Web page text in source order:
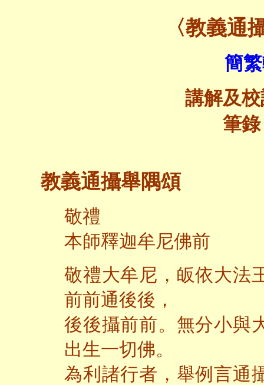
〈教義通
簡
講解及
筆
教義通攝舉隅頌
敬禮
本師釋迦牟尼佛前
敬禮大牟尼，皈依大法
前前通後後，
後後攝前前。無分小與
出生一切佛。
為利諸行者，舉例言通